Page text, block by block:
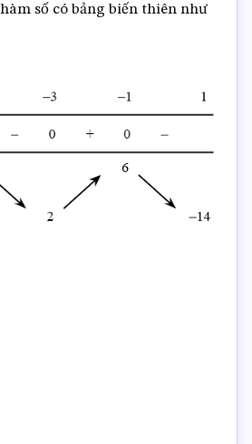
số có bảng biến thiên như